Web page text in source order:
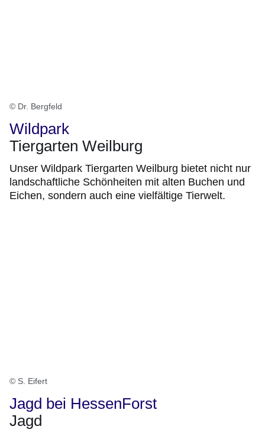
© Dr. Bergfeld
Wildpark
Tiergarten Weilburg
Unser Wildpark Tiergarten Weilburg bietet nicht nur
landschaftliche Schönheiten mit alten Buchen und
Eichen, sondern auch eine vielfältige Tierwelt.
© S. Eifert
Jagd bei HessenForst
Jagd